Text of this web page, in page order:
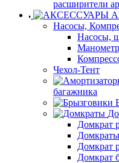
расширители
Насосы,
Насосы,
Чехол-Тент
багажника
Домкрат
Домкраты
Домкрат
Домкрат